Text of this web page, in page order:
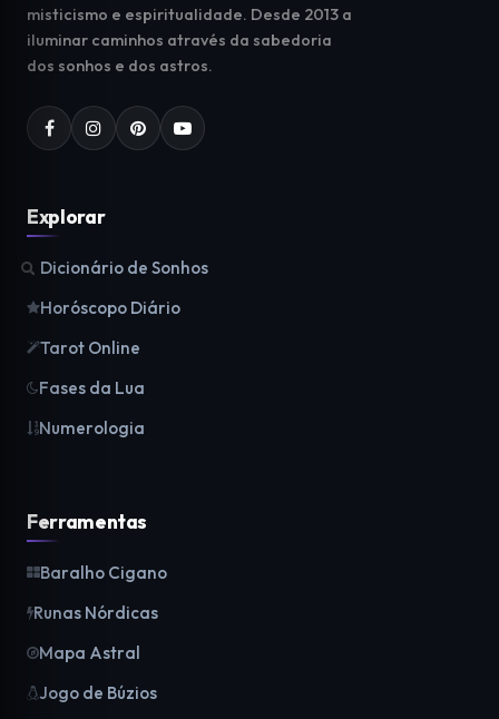
misticismo e espiritualidade. Desde 2013 a
iluminar caminhos através da sabedoria
dos sonhos e dos astros.
Explorar
Dicionário de Sonhos
Horóscopo Diário
Tarot Online
Fases da Lua
Numerologia
Ferramentas
Baralho Cigano
Runas Nórdicas
Mapa Astral
Jogo de Búzios